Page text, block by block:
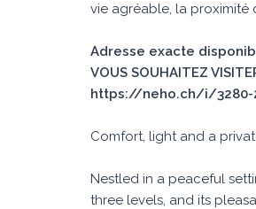
vie agréable, la proximité
Adresse exacte
VOUS SOUHAITEZ
https://neho.ch/i/3280-
Comfort, light and a
Nestled in a peaceful
three levels, and its